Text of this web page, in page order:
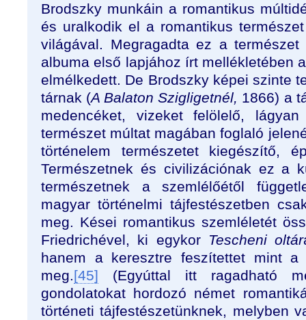
Brodszky munkáin a romantikus
és uralkodik el a romantikus
világával. Megragadta ez a
albuma első lapjához írt mellékletében
elmélkedett. De Brodszky képei szinte
tárnak (A Balaton Szigligetnél, 1866) a
medencéket, vizeket felölelő,
természet múltat magában foglaló
történelem természetet kiegészítő,
Természetnek és civilizációnak ez a
természetnek a szemlélőétől
magyar történelmi tájfestészetben
meg. Kései romantikus szemléletét
Friedrichével, ki egykor Tescheni oltár
hanem a keresztre feszítettet mint a
meg.[45] (Egyúttal itt ragadható
gondolatokat hordozó német
történeti tájfestészetünknek, melyben